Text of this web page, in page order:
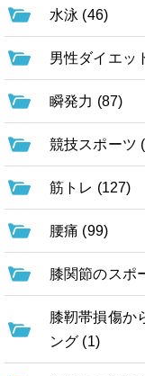
水泳 (46)
男性ダイエッ
瞬発力 (87)
競技スポーツ
筋トレ (127)
腰痛 (99)
膝関節のスポ
膝靭帯損傷か
ング (1)